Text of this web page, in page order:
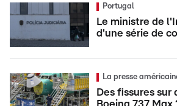
Portugal
Le ministre de
d'une série de
La presse
Des fissures sur
Boeing 737 Max